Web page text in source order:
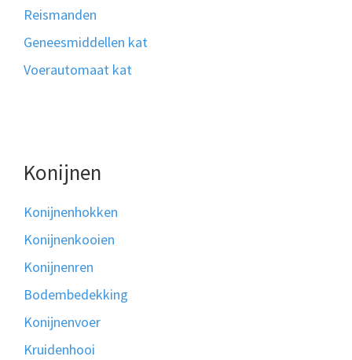
Reismanden
Geneesmiddellen kat
Voerautomaat kat
Konijnen
Konijnenhokken
Konijnenkooien
Konijnenren
Bodembedekking
Konijnenvoer
Kruidenhooi